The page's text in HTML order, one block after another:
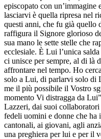
episcopato con un’immagine
lasciarvi è quella ripresa nel
questi anni, che fu già quello
raffigura il Signore glorioso
sua mano le sette stelle che
ecclesiale. È Lui l’unica
ci unisce per sempre, al di là
affrontare nel tempo. Ho
solo a Lui, di parlarvi solo di
me il più possibile il Vostro
momento Vi distragga da
Lazzeri, dai suoi
fedeli uomini e donne che ha
cantonali, ai giovani, agli
una preghiera per lui e per il